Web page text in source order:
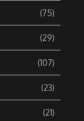
(75)
(29)
(107)
(23)
(21)